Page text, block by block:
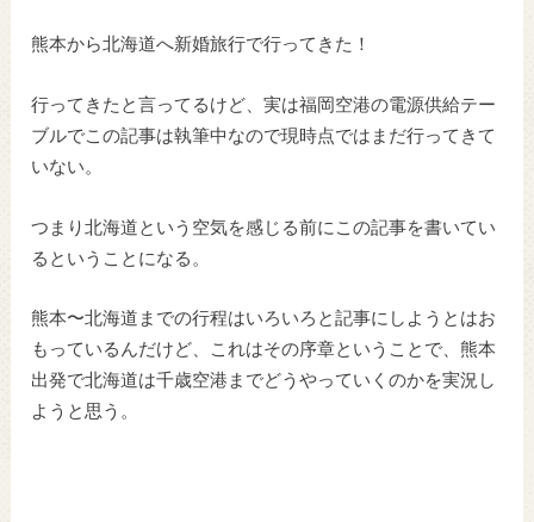
熊本から北海道へ新婚旅行で行ってきた！
行ってきたと言ってるけど、実は福岡空港の電源供給テー
ブルでこの記事は執筆中なので現時点ではまだ行ってきて
いない。
つまり北海道という空気を感じる前にこの記事を書いてい
るということになる。
熊本〜北海道までの行程はいろいろと記事にしようとはお
もっているんだけど、これはその序章ということで、熊本
出発で北海道は千歳空港までどうやっていくのかを実況し
ようと思う。